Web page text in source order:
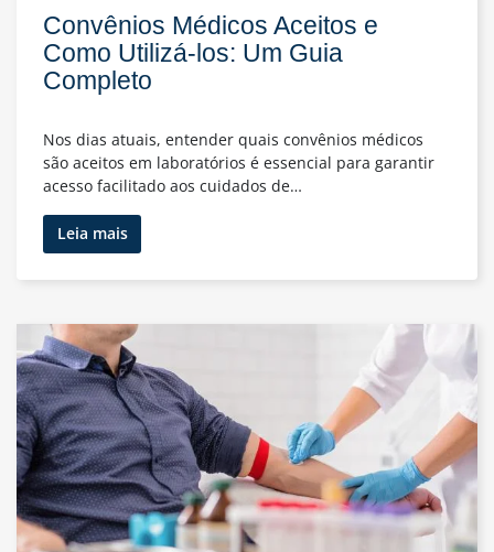
Convênios Médicos Aceitos e
Como Utilizá-los: Um Guia
Completo
Nos dias atuais, entender quais convênios médicos
são aceitos em laboratórios é essencial para garantir
acesso facilitado aos cuidados de…
Leia maisConvênios
Médicos
Aceitos
Como
Utilizá-
los:
Um
Guia
Completo